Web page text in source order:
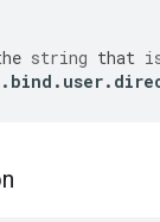
string that
. bind . user.